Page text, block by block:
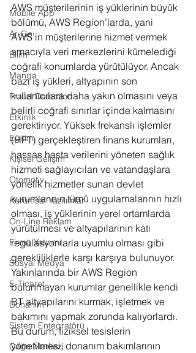
Mobile App
Ar-Ge
Bilim
Manga
Fraud Detection
Etkinlik
Eğitim
Kişisel Gelişim
Otomotiv
Kurumsal Yazılımlar
On-Line Reklam
Firma Yatırımı
Sosyal Medya
E-Ticaret
Donanım
Sistem Entegratörü
Çağrı Merkezi
AWS müşterilerinin iş yüklerinin büyük
bölümü, AWS Region’larda, yani
AWS’in müşterilerine hizmet vermek
amacıyla veri merkezlerini kümelediği
coğrafi konumlarda yürütülüyor. Ancak
bazı iş yükleri, altyapının son
kullanıcılara daha yakın olmasını veya
belirli coğrafi sınırlar içinde kalmasını
gerektiriyor. Yüksek frekanslı işlemler
(HFT) gerçekleştiren finans kurumları,
hassas hasta verilerini yöneten sağlık
hizmeti sağlayıcıları ve vatandaşlara
yönelik hizmetler sunan devlet
kurumlarının tümü uygulamalarının hızlı
olması, iş yüklerinin yerel ortamlarda
yürütülmesi ve altyapılarının katı
regülasyonlarla uyumlu olması gibi
gerekliliklerle karşı karşıya bulunuyor.
Yakınlarında bir AWS Region
bulunmayan kurumlar genellikle kendi
BT altyapılarını kurmak, işletmek ve
bakımını yapmak zorunda kalıyorlardı.
Bu durum, fiziksel tesislerin
yönetilmesi, donanım bakımlarının